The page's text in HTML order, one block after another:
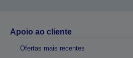
Apoio ao cliente
Ofertas mais recentes